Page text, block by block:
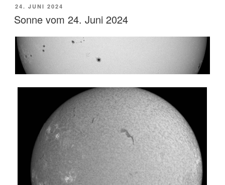
VERÖFFENTLICHT
AM
24. JUNI 2024
Sonne vom 24. Juni 2024